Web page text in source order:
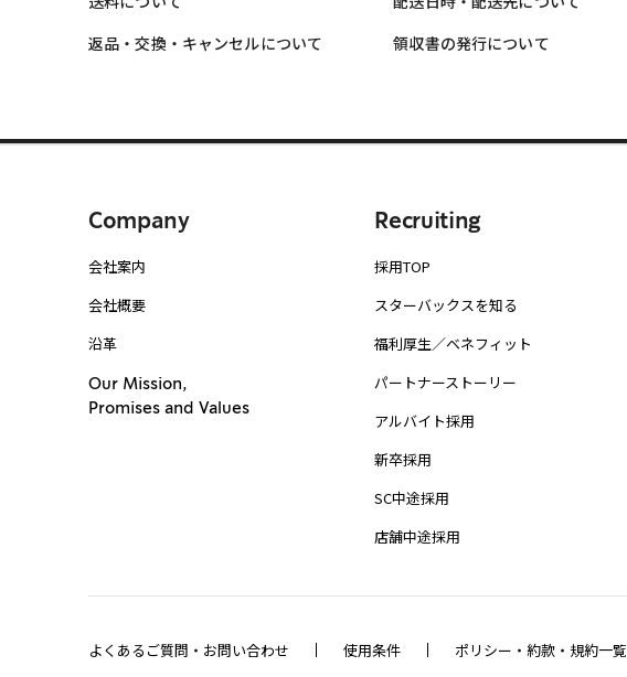
返品・交換・キャンセルについて
領収書の発行について
Company
会社案内
会社概要
沿革
Our Mission,
Promises and Values
Recruiting
採用TOP
スターバックスを知る
福利厚生／ベネフィット
パートナーストーリー
アルバイト採用
新卒採用
SC中途採用
店舗中途採用
よくあるご質問・お問い合わせ 使用条件 ポリシー・約款・規約一覧